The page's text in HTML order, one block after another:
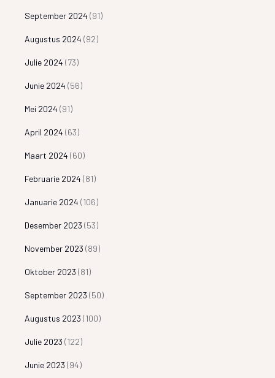
September 2024 (91)
Augustus 2024 (92)
Julie 2024 (73)
Junie 2024 (56)
Mei 2024 (91)
April 2024 (63)
Maart 2024 (60)
Februarie 2024 (81)
Januarie 2024 (106)
Desember 2023 (53)
November 2023 (89)
Oktober 2023 (81)
September 2023 (50)
Augustus 2023 (100)
Julie 2023 (122)
Junie 2023 (94)